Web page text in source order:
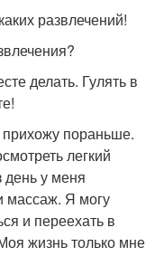
развлечений!
делать. Гулять в
прихожу пораньше.
легкий
день у меня
массаж. Я могу
и переехать в
жизнь только мне